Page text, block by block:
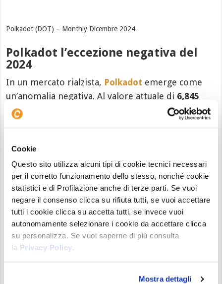
Cookie
Questo sito utilizza alcuni tipi di cookie tecnici necessari
per il corretto funzionamento dello stesso, nonché cookie
statistici e di Profilazione anche di terze parti. Se vuoi
negare il consenso clicca su rifiuta tutti, se vuoi accettare
tutti i cookie clicca su accetta tutti, se invece vuoi
autonomamente selezionare i cookie da accettare clicca
su personalizza. Se vuoi saperne di più consulta
la Privacy Policy.
Mostra dettagli
Polkadot (DOT) – Monthly Dicembre 2024
Polkadot l’eccezione negativa del
2024
In un mercato rialzista, Polkadot emerge come
un’anomalia negativa. Al valore attuale di 6,845
USDT
a dicembre e ha
da inizio anno.
schiacciato verso i minimi, lontano dall’ATH di
55,09 USDT raggiunto nel novembre 2021, con un
calo dell’87%.
Problemi e Prospettive per Polkadot
AffinchéPolkadotpossa invertire questa
tendenza negativa nel2025, sarà necessario
superare la soglia dei
fondamentale anche uncambio di rotta nella